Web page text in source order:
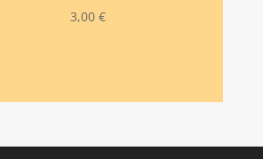
3,00 €